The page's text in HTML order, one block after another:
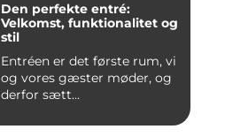
Den perfekte entré:
Velkomst, funktionalitet og
stil
Entréen er det første rum, vi
og vores gæster møder, og
derfor sætt...